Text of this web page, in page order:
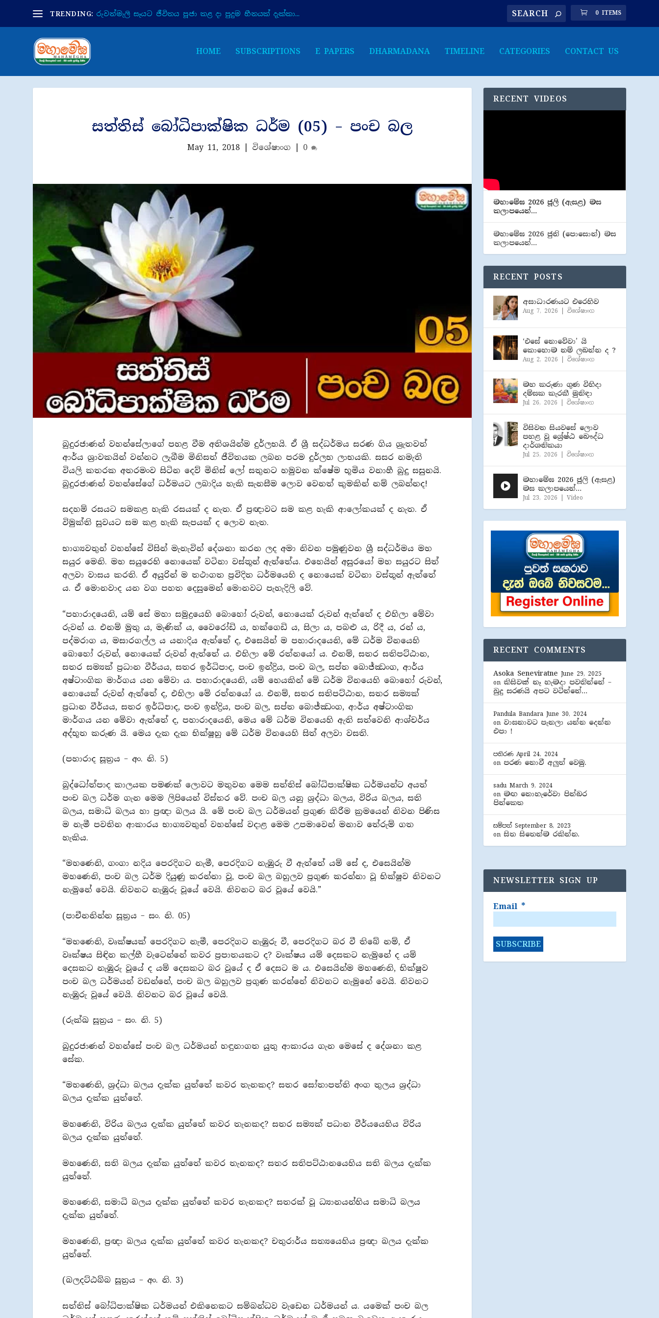
TRENDING: රුවන්මැලි සෑයට ජීවිතය පූජා කළ දා පුදුම හීනයක් දැක්කා... 0 ITEMS
HOME SUBSCRIPTIONS E PAPERS DHARMADANA TIMELINE CATEGORIES CONTACT US
සත්තිස් බෝධිපාක්ෂික ධර්ම (05) – පංච බල
May 11, 2018 විශේෂාංග 0
බුදුරජාණන් වහන්සේලාගේ පහළ වීම අතිශයින්ම දුර්ලභයි. ඒ ශ්‍රී සද්ධර්මය සරණ ගිය ශ්‍රැතවත්
ආර්ය ශ්‍රාවකයින් වන්නට ලැබීම මිනිසත් ජීවිතයක ලබන පරම දුර්ලභ ලාභයකි. සසර නමැති
වියලි කතරක අතරමංව සිටින දෙව් මිනිස් ලෝ සතුනට හමුවන ක්ෂේම භූමිය වනාහී බුදු සසුනයි.
බුදුරජාණන් වහන්සේගේ ධර්මයට ලබාදිය හැකි සැනසීම ලොව වෙනත් කුමකින් නම් ලබන්නද!
සදහම් රසයට සමකළ හැකි රසයක් ද නැත. ඒ ප්‍රඥාවට සම කළ හැකි ආලෝකයක් ද නැත. ඒ
විමුක්ති සුවයට සම කළ හැකි සැපයක් ද ලොව නැත.
භාග්‍යවතුන් වහන්සේ විසින් මැනැවින් දේශනා කරන ලද අමා නිවන පමුණුවන ශ්‍රී සද්ධර්මය මහ
සයුර මෙනි. මහ සයුරෙහි නොයෙක් වටිනා වස්තූන් ඇත්තේය. එහෙයින් අසුරයෝ මහ සයුරට සිත්
අලවා වාසය කරති. ඒ අයුරින් ම තථාගත ප්‍රවිදිත ධර්මයෙහි ද නොයෙක් වටිනා වස්තූන් ඇත්තේ
ය. ඒ මොනවාද යන වග පහත දෙසුමෙන් මොනවට පැහැදිලි වේ.
“පහාරාදයෙනි, යම් සේ මහා සමුද්‍රයෙහි බොහෝ රුවන්, නොයෙක් රුවන් ඇත්තේ ද එහිලා මේවා
රුවන් ය. එනම් මුතු ය, මැණික් ය, වෛරෝඩි ය, හක්ගෙඩි ය, සිලා ය, පබළු ය, රිදී ය, රන් ය,
පද්මරාග ය, මසාරගල්ල ය යනාදිය ඇත්තේ ද, එසෙයින් ම පහාරාදයෙනි, මේ ධර්ම විනයෙහි
බොහෝ රුවන්, නොයෙක් රුවන් ඇත්තේ ය. එහිලා මේ රත්නයෝ ය. එනම්, සතර සතිපට්ඨාන,
සතර සම්‍යක් ප්‍රධාන වීර්යය, සතර ඉර්ධිපාද, පංච ඉන්ද්‍රිය, පංච බල, සප්ත බොජ්ඣංග, ආර්ය
අෂ්ටාංගික මාර්ගය යන මේවා ය. පහාරාදයෙනි, යම් හෙයකින් මේ ධර්ම විනයෙහි බොහෝ රුවන්,
නොයෙක් රුවන් ඇත්තේ ද, එහිලා මේ රත්නයෝ ය. එනම්, සතර සතිපට්ඨාන, සතර සම්‍යක්
ප්‍රධාන වීර්යය, සතර ඉර්ධිපාද, පංච ඉන්ද්‍රිය, පංච බල, සප්ත බොජ්ඣංග, ආර්ය අෂ්ටාංගික
මාර්ගය යන මේවා ඇත්තේ ද, පහාරාදයෙනි, මෙය මේ ධර්ම විනයෙහි ඇති සත්වෙනි ආශ්චර්ය
අද්භූත කරුණ යි. මෙය දැක දැක භික්ෂූහු මේ ධර්ම විනයෙහි සිත් අලවා වසති.
(පහාරාද සූත්‍රය – අං. නි. 5)
බුද්ධෝත්පාද කාලයක පමණක් ලොවට මතුවන මෙම සත්තිස් බෝධිපාක්ෂික ධර්මයන්ට අයත්
පංච බල ධර්ම ගැන මෙම ලිපියෙන් විස්තර වේ. පංච බල යනු ශ්‍රද්ධා බලය, විරිය බලය, සති
බලය, සමාධි බලය හා ප්‍රඥා බලය යි. මේ පංච බල ධර්මයන් ප්‍රගුණ කිරීම ක්‍රමයෙන් නිවන පිණිස
ම නැමී පවතින ආකාරය භාග්‍යවතුන් වහන්සේ වදාළ මෙම උපමාවෙන් මනාව තේරුම් ගත
හැකිය.
“මහණෙනි, ගංගා නදිය පෙරදිගට නැමී, පෙරදිගට නැඹුරු වී ඇත්තේ යම් සේ ද, එසෙයින්ම
මහණෙනි, පංච බල ධර්ම දියුණු කරන්නා වූ, පංච බල බහුලව ප්‍රගුණ කරන්නා වූ භික්ෂුව නිවනට
නැමුනේ වෙයි. නිවනට නැඹුරු වූයේ වෙයි. නිවනට බර වූයේ වෙයි.”
(පාචීනනින්න සූත්‍රය – සං. නි. 05)
“මහණෙනි, වෘක්ෂයක් පෙරදිගට නැමී, පෙරදිගට නැඹුරු වී, පෙරදිගට බර වී තිබේ නම්, ඒ
වෘක්ෂය සිඳින කල්හී වැටෙන්නේ කවර ප්‍රපාතයකට ද? වෘක්ෂය යම් දෙසකට නැමුනේ ද යම්
දෙසකට නැඹුරු වූයේ ද යම් දෙසකට බර වූයේ ද ඒ දෙසට ම ය. එසෙයින්ම මහණෙනි, භික්ෂුව
පංච බල ධර්මයන් වඩන්නේ, පංච බල බහුලව ප්‍රගුණ කරන්නේ නිවනට නැමුනේ වෙයි. නිවනට
නැඹුරු වූයේ වෙයි. නිවනට බර වූයේ වෙයි.
(රුක්ඛ සූත්‍රය – සං. නි. 5)
බුදුරජාණන් වහන්සේ පංච බල ධර්මයන් හඳුනාගත යුතු ආකාරය ගැන මෙසේ ද දේශනා කළ
සේක.
“මහණෙනි, ශ්‍රද්ධා බලය දැක්ක යුත්තේ කවර තැනකද? සතර සෝතාපත්ති අංග තුලය ශ්‍රද්ධා
බලය දැක්ක යුත්තේ.
මහණෙනි, විරිය බලය දැක්ක යුත්තේ කවර තැනකද? සතර සම්‍යක් පධාන වීර්යයෙහිය විරිය
බලය දැක්ක යුත්තේ.
මහණෙනි, සති බලය දැක්ක යුත්තේ කවර තැනකද? සතර සතිපට්ඨානයෙහිය සති බලය දැක්ක
යුත්තේ.
මහණෙනි, සමාධි බලය දැක්ක යුත්තේ කවර තැනකද? සතරක් වූ ධ්‍යානයන්හිය සමාධි බලය
දැක්ක යුත්තේ.
මහණෙනි, ප්‍රඥා බලය දැක්ක යුත්තේ කවර තැනකද? චතුරාර්ය සත්‍යයෙහිය ප්‍රඥා බලය දැක්ක
යුත්තේ.
(බලදට්ඨබ්බ සූත්‍රය – අං. නි. 3)
සත්තිස් බෝධිපාක්ෂික ධර්මයන් එකිනෙකට සම්බන්ධව වැඩෙන ධර්මයන් ය. යමෙක් පංච බල
RECENT VIDEOS
මහාමේඝ 2026 ජූලි (​ඇසළ) මස
කලාපයෙන්…
මහාමේඝ 2026 ජුනි (​පොසොන්) මස
කලාපයෙන්…
RECENT POSTS
අසාධාරණයට එරෙහිව
Aug 7, 2026 |විශේෂාංග
‘එසේ නොවේවා’ යි
කොහොම නම් ලබන්න ද ?
Aug 2, 2026 |විශේෂාංග
මහ කරුණා ගුණ විහිදා
දම්සක කැරකී මුනිඳා
Jul 26, 2026 |විශේෂාංග
විසිවන සියවසේ ලොව
පහළ වූ ශ්‍රේෂ්ඨ බෞද්ධ
දාර්ශනිකයා
Jul 25, 2026 |විශේෂාංග
මහාමේඝ 2026 ජූලි (​ඇසළ)
මස කලාපයෙන්…
Jul 23, 2026 |Video
RECENT COMMENTS
Asoka Seneviratne June 29, 2025
on කිසිවක් නෑ හැමදා පවතින්නේ –
බුදු සරණයි අපට වටින්නේ…
Pandula Bandara June 30, 2024
on වාසනාවට පැනලා යන්න දෙන්න
එපා !
පතිරණ April 24, 2024
on පරණ නොවී අලුත් වෙමු.
sadu March 9, 2024
on මඟ නොහැරේවා පින්බර
පින්කෙත
සම්පත් September 8, 2023
onසිත සිතෙන්ම රකින්න.
NEWSLETTER SIGN UP
Email *